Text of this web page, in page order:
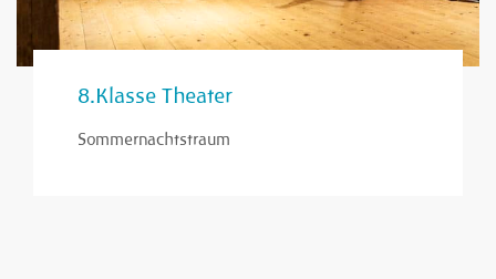
8.Klasse Theater
Sommernachtstraum